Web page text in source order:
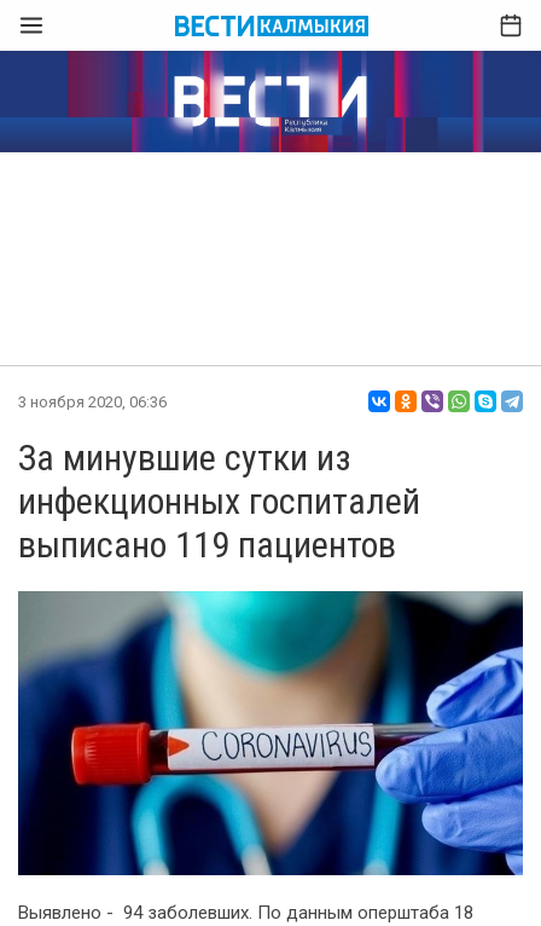
3 ноября 2020, 06:36
За минувшие сутки из
инфекционных госпиталей
выписано 119 пациентов
Выявлено - 94 заболевших. По данным оперштаба 18